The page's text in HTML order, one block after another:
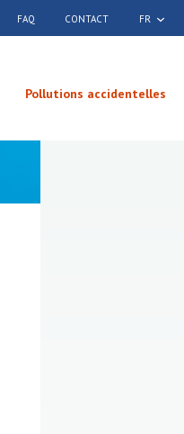
FAQ CONTACT FR
Pollutions accidentelles